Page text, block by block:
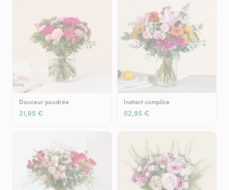
Douceur poudrée
31,95 €
Instant complice
52,95 €